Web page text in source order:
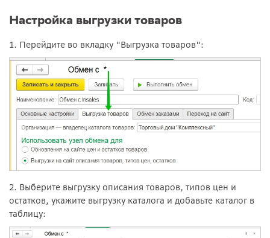
Настройка выгрузки товаров
1. Перейдите во вкладку "Выгрузка товаров":
2. Выберите выгрузку описания товаров, типов цен и
остатков, укажите выгрузку каталога и добавьте каталог в
таблицу: